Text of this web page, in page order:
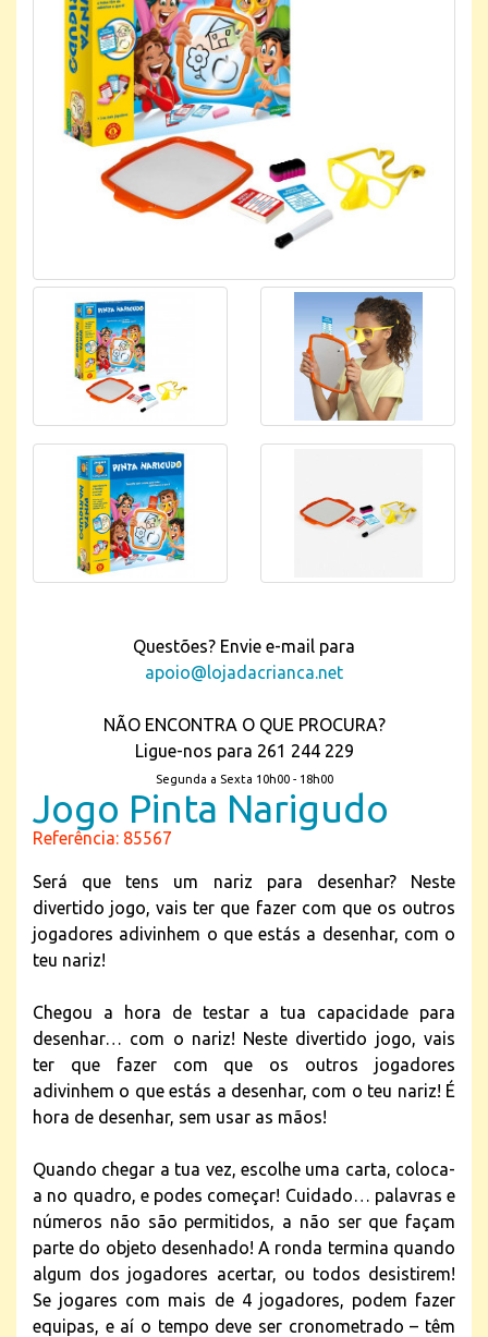
Questões? Envie e-mail para
apoio@lojadacrianca.net
NÃO ENCONTRA O QUE PROCURA?
Ligue-nos para 261 244 229
Segunda a Sexta 10h00 - 18h00
Jogo Pinta Narigudo
Referência: 85567
Será que tens um nariz para desenhar? Neste
divertido jogo, vais ter que fazer com que os outros
jogadores adivinhem o que estás a desenhar, com o
teu nariz!
Chegou a hora de testar a tua capacidade para
desenhar… com o nariz! Neste divertido jogo, vais
ter que fazer com que os outros jogadores
adivinhem o que estás a desenhar, com o teu nariz! É
hora de desenhar, sem usar as mãos!
Quando chegar a tua vez, escolhe uma carta, coloca-
a no quadro, e podes começar! Cuidado… palavras e
números não são permitidos, a não ser que façam
parte do objeto desenhado! A ronda termina quando
algum dos jogadores acertar, ou todos desistirem!
Se jogares com mais de 4 jogadores, podem fazer
equipas, e aí o tempo deve ser cronometrado – têm